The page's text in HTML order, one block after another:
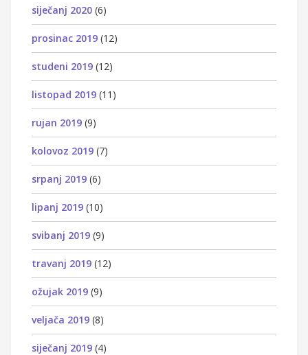
siječanj 2020 (6)
prosinac 2019 (12)
studeni 2019 (12)
listopad 2019 (11)
rujan 2019 (9)
kolovoz 2019 (7)
srpanj 2019 (6)
lipanj 2019 (10)
svibanj 2019 (9)
travanj 2019 (12)
ožujak 2019 (9)
veljača 2019 (8)
siječanj 2019 (4)